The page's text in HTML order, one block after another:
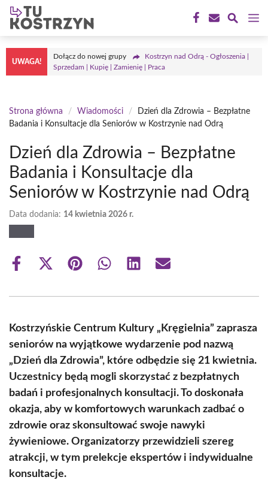
Przejdź
treści
UWAGA!
Dołącz do nowej grupy
Kostrzyn nad Odrą - Ogłoszenia |
Sprzedam | Kupię | Zamienię | Praca
Strona główna / Wiadomości /
Dzień dla Zdrowia – Bezpłatne
Badania i Konsultacje dla Seniorów w Kostrzynie nad Odrą
Dzień dla Zdrowia – Bezpłatne
Badania i Konsultacje dla
Seniorów w Kostrzynie nad Odrą
Data dodania: 14 kwietnia 2026 r.
Share
Share
(Twitter)
Share Share Share Share
Kostrzyńskie Centrum Kultury „Kręgielnia” zaprasza
seniorów na wyjątkowe wydarzenie pod nazwą
„Dzień dla Zdrowia”, które odbędzie się 21 kwietnia.
Uczestnicy będą mogli skorzystać z bezpłatnych
badań i profesjonalnych konsultacji. To doskonała
okazja, aby w komfortowych warunkach zadbać o
zdrowie oraz skonsultować swoje nawyki
żywieniowe. Organizatorzy przewidzieli szereg
atrakcji, w tym prelekcje ekspertów i indywidualne
konsultacje.